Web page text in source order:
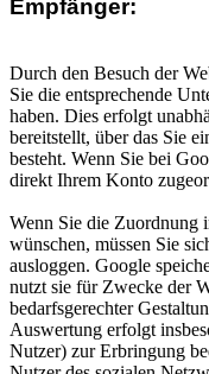
Empfänger:
Durch den Besuch der
Sie die entsprechende
haben. Dies erfolgt
bereitstellt, über das Sie
besteht. Wenn Sie bei
direkt Ihrem Konto
Wenn Sie die Zuordnung
wünschen, müssen Sie
ausloggen. Google
nutzt sie für Zwecke der
bedarfsgerechter
Auswertung erfolgt
Nutzer) zur Erbringung